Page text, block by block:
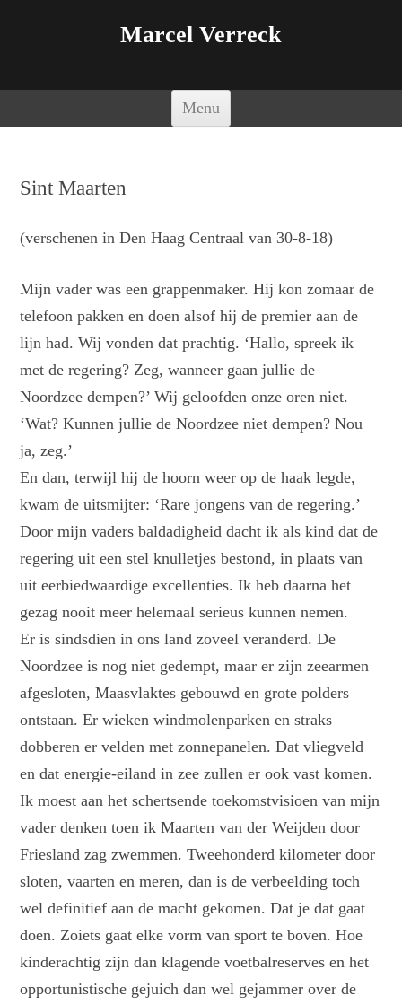
Marcel Verreck
Menu
Sint Maarten
(verschenen in Den Haag Centraal van 30-8-18)
Mijn vader was een grappenmaker. Hij kon zomaar de
telefoon pakken en doen alsof hij de premier aan de
lijn had. Wij vonden dat prachtig. ‘Hallo, spreek ik
met de regering? Zeg, wanneer gaan jullie de
Noordzee dempen?’ Wij geloofden onze oren niet.
‘Wat? Kunnen jullie de Noordzee niet dempen? Nou
ja, zeg.’
En dan, terwijl hij de hoorn weer op de haak legde,
kwam de uitsmijter: ‘Rare jongens van de regering.’
Door mijn vaders baldadigheid dacht ik als kind dat de
regering uit een stel knulletjes bestond, in plaats van
uit eerbiedwaardige excellenties. Ik heb daarna het
gezag nooit meer helemaal serieus kunnen nemen.
Er is sindsdien in ons land zoveel veranderd. De
Noordzee is nog niet gedempt, maar er zijn zeearmen
afgesloten, Maasvlaktes gebouwd en grote polders
ontstaan. Er wieken windmolenparken en straks
dobberen er velden met zonnepanelen. Dat vliegveld
en dat energie-eiland in zee zullen er ook vast komen.
Ik moest aan het schertsende toekomstvisioen van mijn
vader denken toen ik Maarten van der Weijden door
Friesland zag zwemmen. Tweehonderd kilometer door
sloten, vaarten en meren, dan is de verbeelding toch
wel definitief aan de macht gekomen. Dat je dat gaat
doen. Zoiets gaat elke vorm van sport te boven. Hoe
kinderachtig zijn dan klagende voetbalreserves en het
opportunistische gejuich dan wel gejammer over de